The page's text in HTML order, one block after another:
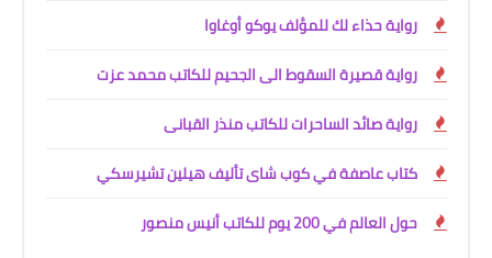
رواية حذاء لك للمؤلف يوكو أوغاوا
رواية قصيرة السقوط الى الجحيم للكاتب محمد عزت
رواية صائد الساحرات للكاتب منذر القبانى
كتاب عاصفة في كوب شاى تأليف هيلين تشيرسكي
حول العالم في 200 يوم للكاتب أنيس منصور